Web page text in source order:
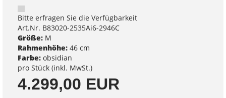
Bitte erfragen Sie die Verfügbarkeit
Art.Nr. B83020-2535Ai6-2946C
Größe: M
Rahmenhöhe: 46 cm
Farbe: obsidian
pro Stück (inkl. MwSt.)
4.299,00 EUR